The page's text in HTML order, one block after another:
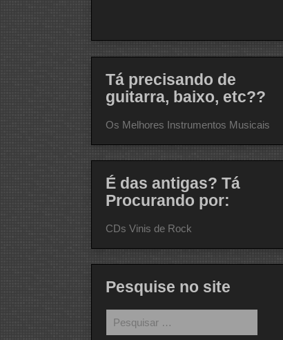
Tá precisando de
guitarra, baixo, etc??
Os Melhores Instrumentos Musicais
É das antigas? Tá
Procurando por:
CDs Vinis de Rock
Pesquise no site
por: